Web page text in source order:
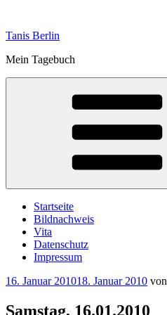
springen
Tanis Berlin
Mein Tagebuch
Startseite
Bildnachweis
Vita
Datenschutz
Impressum
Veröffentlicht
16. Januar 201018. Januar 2010 von
Samstag, 16.01.2010